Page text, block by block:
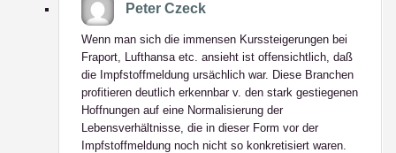
Peter Czeck
Wenn man sich die immensen Kurssteigerungen bei
Fraport, Lufthansa etc. ansieht ist offensichtlich, daß
die Impfstoffmeldung ursächlich war. Diese Branchen
profitieren deutlich erkennbar v. den stark gestiegenen
Hoffnungen auf eine Normalisierung der
Lebensverhältnisse, die in dieser Form vor der
Impfstoffmeldung noch nicht so konkretisiert waren.